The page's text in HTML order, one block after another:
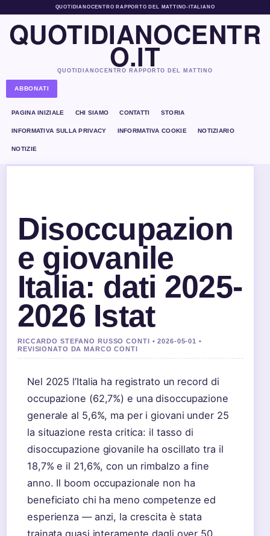
QUOTIDIANOCENTRO RAPPORTO DEL MATTINO• ITALIANO
QUOTIDIANOCENTR
O.IT
QUOTIDIANOCENTRO RAPPORTO DEL MATTINO
ABBONATI
PAGINA INIZIALE CHI SIAMO CONTATTI STORIA
INFORMATIVA SULLA PRIVACY INFORMATIVA COOKIE NOTIZIARIO
NOTIZIE
Disoccupazion
e giovanile
Italia: dati 2025-
2026 Istat
RICCARDO STEFANO RUSSO CONTI • 2026-05-01 •
REVISIONATO DA MARCO CONTI
Nel 2025 l’Italia ha registrato un record di
occupazione (62,7%) e una disoccupazione
generale al 5,6%, ma per i giovani under 25
la situazione resta critica: il tasso di
disoccupazione giovanile ha oscillato tra il
18,7% e il 21,6%, con un rimbalzo a fine
anno. Il boom occupazionale non ha
beneficiato chi ha meno competenze ed
esperienza — anzi, la crescita è stata
trainata quasi interamente dagli over 50.